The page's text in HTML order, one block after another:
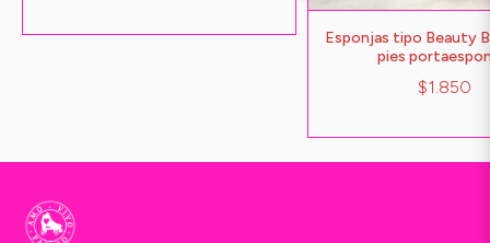
Esponjas tipo Beauty
pies
$1.850